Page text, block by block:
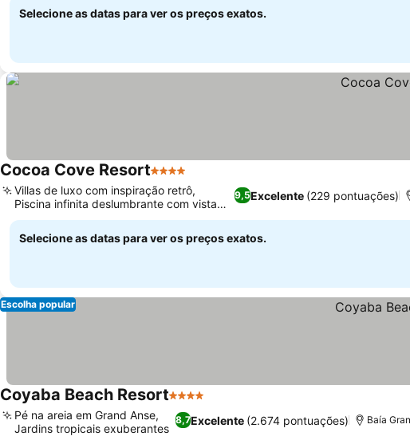
Selecione as datas para ver os preços exatos.
Cocoa Cove Resort4 Estrelas
9,5Excelente (229 pontuações)
Villas de luxo com inspiração retrô,
Piscina infinita deslumbrante com vista
para o oceano
Selecione as datas para ver os preços exatos.
Escolha popular
Coyaba Beach Resort4 Estrelas
8,7Excelente (2.674 pontuações)
Pé na areia em Grand Anse,
Jardins tropicais exuberantes
Baía